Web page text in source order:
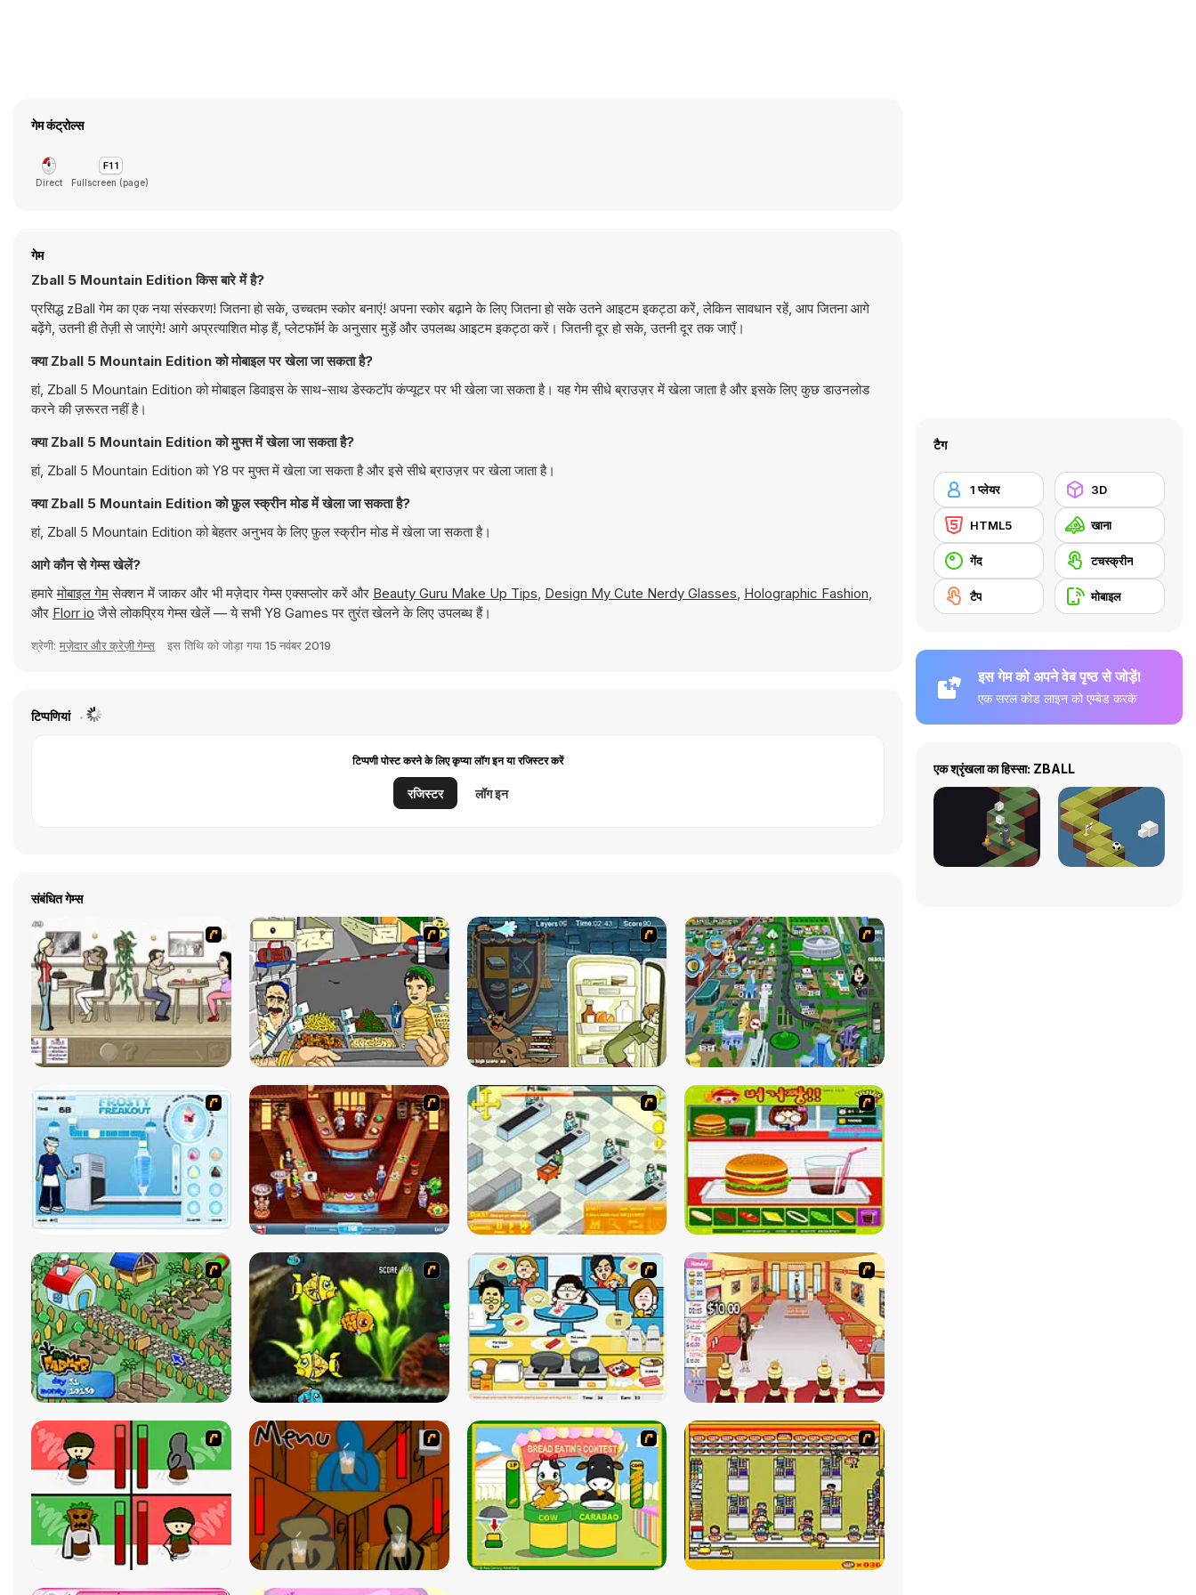
गेम कंट्रोल्स
Direct Fullscreen (page)
गेम
Zball 5 Mountain Edition किस बारे में है?
प्रसिद्ध zBall गेम का एक नया संस्करण! जितना हो सके, उच्चतम स्कोर बनाएं! अपना स्कोर बढ़ाने के लिए जितना हो सके उतने आइटम इकट्ठा करें, लेकिन सावधान रहें, आप जितना आगे
बढ़ेंगे, उतनी ही तेज़ी से जाएंगे! आगे अप्रत्याशित मोड़ हैं, प्लेटफॉर्म के अनुसार मुड़ें और उपलब्ध आइटम इकट्ठा करें। जितनी दूर हो सके, उतनी दूर तक जाएँ।
क्या Zball 5 Mountain Edition को मोबाइल पर खेला जा सकता है?
हां, Zball 5 Mountain Edition को मोबाइल डिवाइस के साथ-साथ डेस्कटॉप कंप्यूटर पर भी खेला जा सकता है। यह गेम सीधे ब्राउज़र में खेला जाता है और इसके लिए कुछ डाउनलोड
करने की ज़रूरत नहीं है।
क्या Zball 5 Mountain Edition को मुफ्त में खेला जा सकता है?
हां, Zball 5 Mountain Edition को Y8 पर मुफ्त में खेला जा सकता है और इसे सीधे ब्राउज़र पर खेला जाता है।
क्या Zball 5 Mountain Edition को फ़ुल स्क्रीन मोड में खेला जा सकता है?
हां, Zball 5 Mountain Edition को बेहतर अनुभव के लिए फ़ुल स्क्रीन मोड में खेला जा सकता है।
आगे कौन से गेम्स खेलें?
हमारेमोबाइल गेमसेक्शन में जाकर और भी मज़ेदार गेम्स एक्सप्लोर करें और Beauty Guru Make Up Tips, Design My Cute Nerdy Glasses, Holographic Fashion,
और Florr io जैसे लोकप्रिय गेम्स खेलें — ये सभी Y8 Games पर तुरंत खेलने के लिए उपलब्ध हैं।
श्रेणी: मज़ेदार और क्रेज़ी गेम्स इस तिथि को जोड़ा गया 15 नवंबर 2019
टिप्पणियां
टिप्पणी पोस्ट करने के लिए कृप्या लॉग इन या रजिस्टर करें
रजिस्टर लॉग इन
संबंधित गेम्स
टैग
1 प्लेयर 3D
HTML5 खाना
गेंद टचस्क्रीन
टैप मोबाइल
इस गेम को अपने वेब पृष्ठ से जोड़ें!
एक सरल कोड लाइन को एम्बेड करके
एक श्रृंखला का हिस्सा: ZBALL